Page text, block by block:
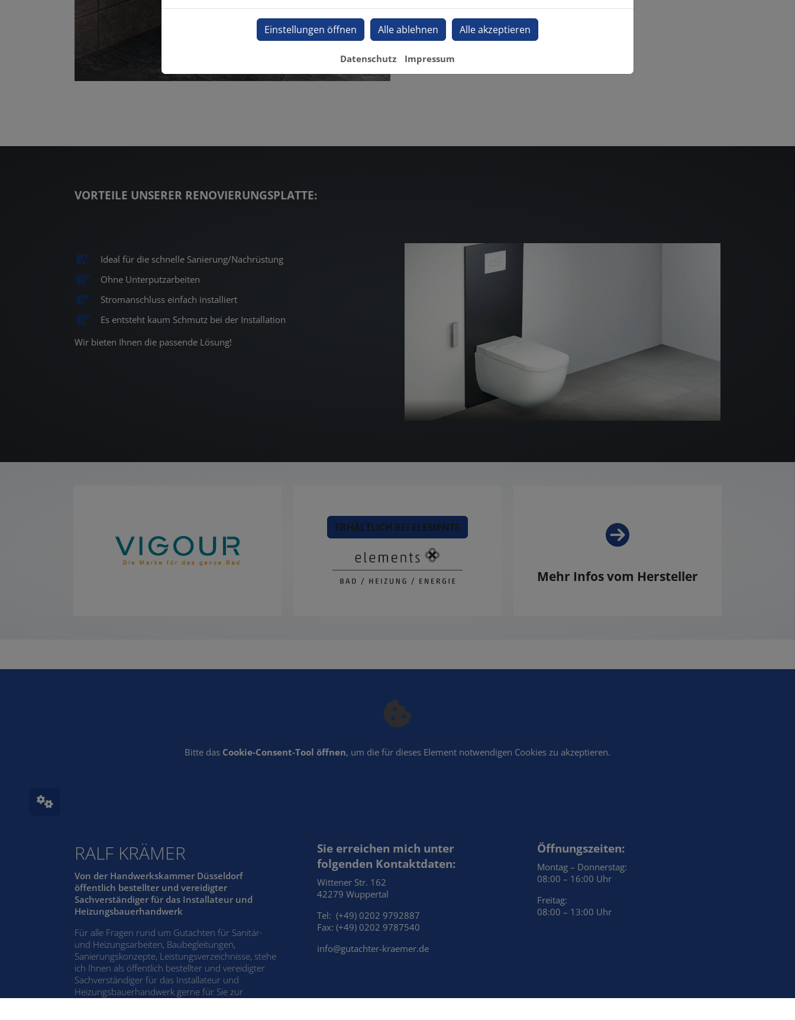
VORTEILE UNSERER RENOVIERUNGSPLATTE:
Ideal für die schnelle Sanierung/Nachrüstung
Ohne Unterputzarbeiten
Stromanschluss einfach installiert
Es entsteht kaum Schmutz bei der Installation
Wir bieten Ihnen die passende Lösung!
ERHÄLTLICH BEI ELEMENTS
Mehr Infos vom Hersteller
Bitte das Cookie-Consent-Tool öffnen, um die für dieses Element notwendigen Cookies zu akzeptieren.
RALF KRÄMER
Von der Handwerkskammer Düsseldorf
öffentlich bestellter und vereidigter
Sachverständiger für das Installateur und
Heizungsbauerhandwerk
Für alle Fragen rund um Gutachten für Sanitär-
und Heizungsarbeiten, Baubegleitungen,
Sanierungskonzepte, Leistungsverzeichnisse, stehe
ich Ihnen als öffentlich bestellter und vereidigter
Sachverständiger für das Installateur und
Heizungsbauerhandwerk gerne für Sie zur
Sie erreichen mich unter
folgenden Kontaktdaten:
Wittener Str. 162
42279 Wuppertal
Tel: (+49) 0202 9792887
Fax: (+49) 0202 9787540
info@gutachter-kraemer.de
Öffnungszeiten:
Montag – Donnerstag:
08:00 – 16:00 Uhr
Freitag:
08:00 – 13:00 Uhr
Einstellungen öffnen Alle ablehnen Alle akzeptieren
Datenschutz Impressum